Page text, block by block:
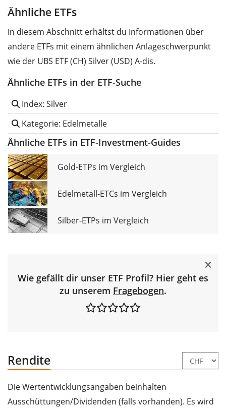
Ähnliche ETFs
In diesem Abschnitt erhältst du Informationen über
andere ETFs mit einem ähnlichen Anlageschwerpunkt
wie der UBS ETF (CH) Silver (USD) A-dis.
Ähnliche ETFs in der ETF-Suche
Index: Silver
Kategorie: Edelmetalle
Ähnliche ETFs in ETF-Investment-Guides
Gold-ETPs im Vergleich
Edelmetall-ETCs im Vergleich
Silber-ETPs im Vergleich
Wie gefällt dir unser ETF Profil? Hier geht es
zu unserem Fragebogen.
Rendite
Die Wertentwicklungsangaben beinhalten
Ausschüttungen/Dividenden (falls vorhanden). Es wird